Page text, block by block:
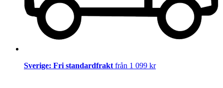
Sverige: Fri standardfraktfrån 1 099 kr